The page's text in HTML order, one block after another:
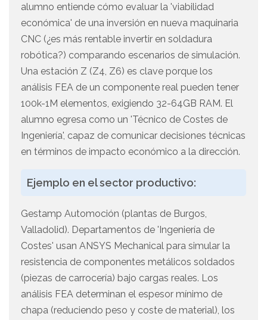
alumno entiende cómo evaluar la 'viabilidad
económica' de una inversión en nueva maquinaria
CNC (¿es más rentable invertir en soldadura
robótica?) comparando escenarios de simulación.
Una estación Z (Z4, Z6) es clave porque los
análisis FEA de un componente real pueden tener
100k-1M elementos, exigiendo 32-64GB RAM. El
alumno egresa como un 'Técnico de Costes de
Ingeniería', capaz de comunicar decisiones técnicas
en términos de impacto económico a la dirección.
Ejemplo en el sector productivo:
Gestamp Automoción (plantas de Burgos,
Valladolid). Departamentos de 'Ingeniería de
Costes' usan ANSYS Mechanical para simular la
resistencia de componentes metálicos soldados
(piezas de carrocería) bajo cargas reales. Los
análisis FEA determinan el espesor mínimo de
chapa (reduciendo peso y coste de material), los